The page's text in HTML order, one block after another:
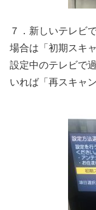
７．新しいテレビ
場合は「初期スキ
設定中のテレビで
いれば「再スキャ